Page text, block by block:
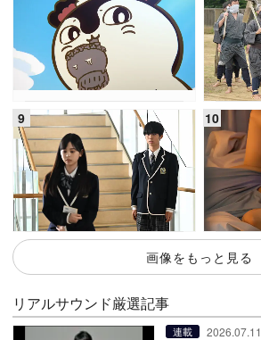
画像をもっと見る
リアルサウンド厳選記事
連載 2026.07.11